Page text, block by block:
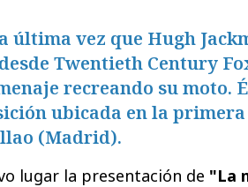
última vez que Hugh
Twentieth Century
recreando su moto.
ubicada en la
(Madrid).
lugar la presentación de "La